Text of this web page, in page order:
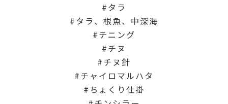
タラ
タラ、根魚、中深海
チニング
チヌ
チヌ針
チャイロマルハタ
ちょくり仕掛